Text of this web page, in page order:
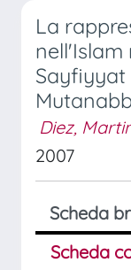
La
nell'Islam
Sayfiyyat
Diez,
2007
Scheda
Scheda